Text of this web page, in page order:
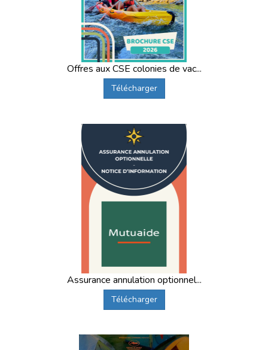
Offres aux CSE colonies de vac...
Télécharger
Assurance annulation optionnel...
Télécharger